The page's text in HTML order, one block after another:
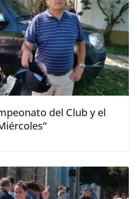
del Club y el